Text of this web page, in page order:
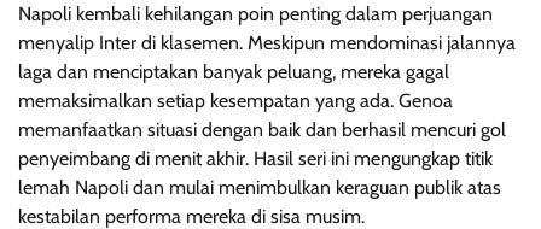
Napoli kembali kehilangan poin penting dalam perjuangan
menyalip Inter di klasemen. Meskipun mendominasi jalannya
laga dan menciptakan banyak peluang, mereka gagal
memaksimalkan setiap kesempatan yang ada. Genoa
memanfaatkan situasi dengan baik dan berhasil mencuri gol
penyeimbang di menit akhir. Hasil seri ini mengungkap titik
lemah Napoli dan mulai menimbulkan keraguan publik atas
kestabilan performa mereka di sisa musim.